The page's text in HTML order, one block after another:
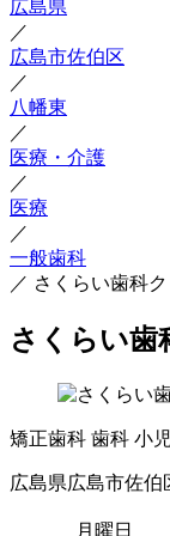
広島県
／
広島市佐伯区
／
八幡東
／
医療・介護
／
医療
／
一般歯科
／ さくらい歯科
さくらい歯
矯正歯科 歯科 小
広島県広島市佐伯
月曜日